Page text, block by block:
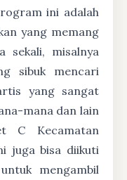
ini adalah
yang memang
sekali, misalnya
sibuk mencari
yang sangat
mana dan lain
C Kecamatan
juga bisa diikuti
mengambil